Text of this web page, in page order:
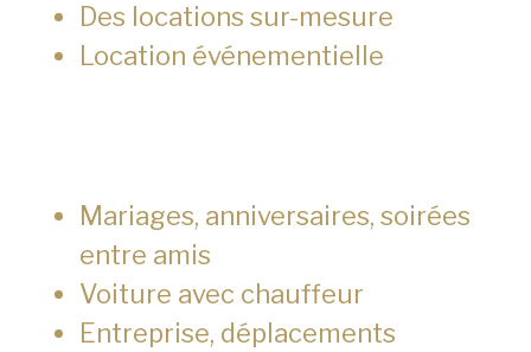
Des locations sur-mesure
Location événementielle
Mariages, anniversaires, soirées
entre amis
Voiture avec chauffeur
Entreprise, déplacements